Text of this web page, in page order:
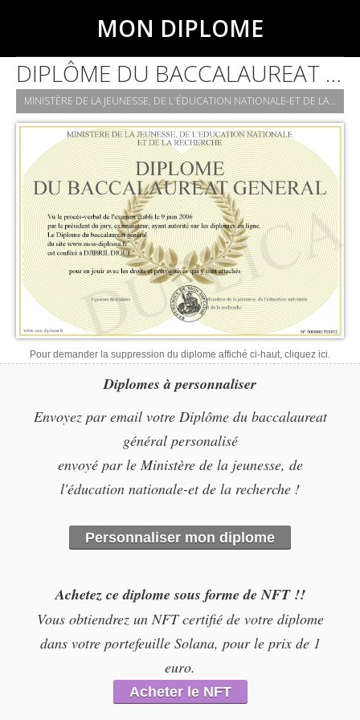
MON DIPLOME
DIPLÔME DU BACCALAUREAT GÉNÉRAL
MINISTÈRE DE LA JEUNESSE, DE L'ÉDUCATION NATIONALE-ET DE LA RECHERCHE
Pour demander la suppression du diplome affiché ci-haut, cliquez ici.
Diplomes à personnaliser
Envoyez par email votre Diplôme du baccalaureat
général personalisé
envoyé par le Ministère de la jeunesse, de
l'éducation nationale-et de la recherche !
Personnaliser mon diplome
Achetez ce diplome sous forme de NFT !!
Vous obtiendrez un NFT certifié de votre diplome
dans votre portefeuille Solana, pour le prix de 1
euro.
Acheter le NFT